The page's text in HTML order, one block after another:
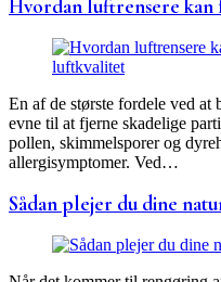
Hvordan luftrensere
En af de største fordele ved at
evne til at fjerne skadelige
pollen, skimmelsporer og
allergisymptomer. Ved…
Sådan plejer du dine